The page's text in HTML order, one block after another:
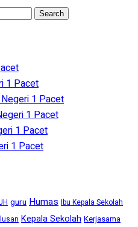
1 Pacet
1 Pacet
1 Pacet
1 Pacet
1 Pacet
guru Humas Ibu Kepala Sekolah
Kepala Sekolah Kerjasama